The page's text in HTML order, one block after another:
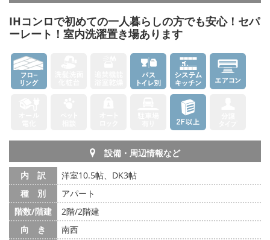
IHコンロで初めての一人暮らしの方でも安心！セパ
ーレート！室内洗濯置き場あります
設備・周辺情報など
内 訳
洋室10.5帖、DK3帖
種 別
アパート
階数/階建
2階/2階建
向 き
南西